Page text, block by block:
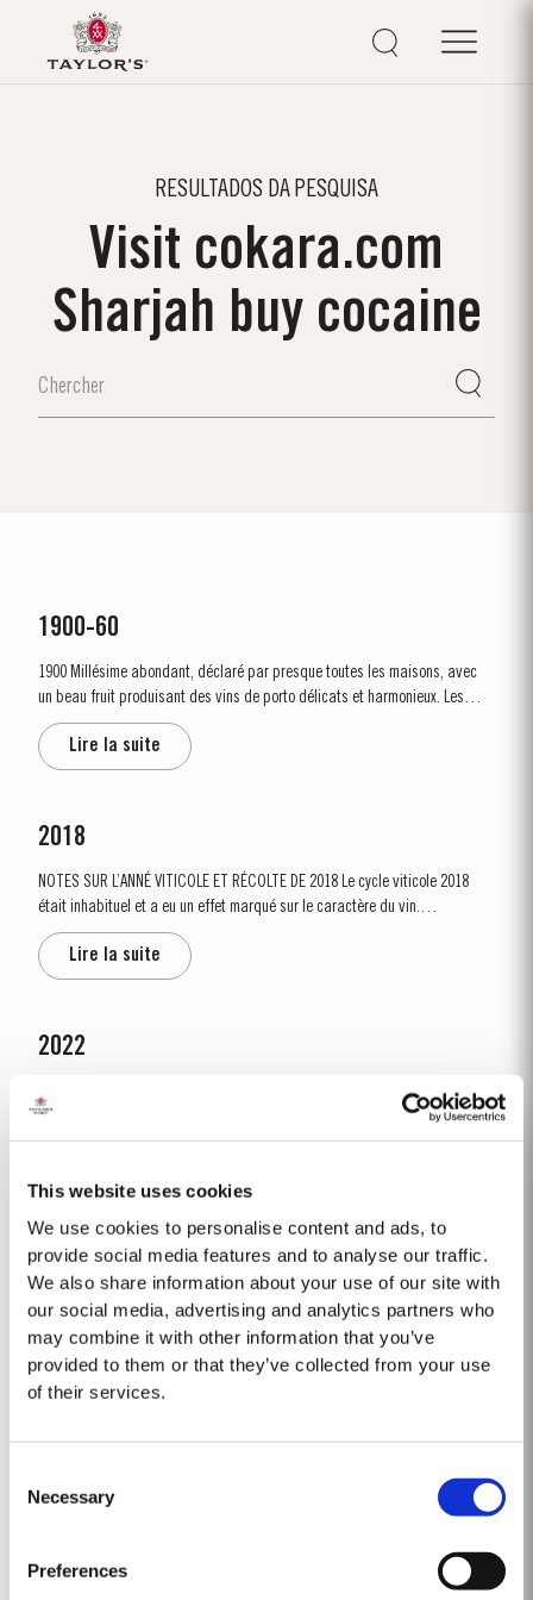
This website uses cookies
We use cookies to personalise content and ads, to
provide social media features and to analyse our traffic.
We also share information about your use of our site with
our social media, advertising and analytics partners who
may combine it with other information that you’ve
provided to them or that they’ve collected from your use
of their services.
Selection
Necessary
Preferences
RESULTADOS DA PESQUISA
Visit cokara.com
Sharjah buy cocaine
1900-60
1900 Millésime abondant, déclaré par presque toutes les maisons, avec
un beau fruit produisant des vins de porto délicats et harmonieux. Les
vendanges commencent le 1er octobre, plus tard que d’habitude, suite à
Lire la suite
2018
NOTES SUR L’ANNÉ VITICOLE ET RÉCOLTE DE 2018 Le cycle viticole 2018
était inhabituel et a eu un effet marqué sur le caractère du vin.
L'année précédente avait été très sèche et chaude et au 15 janvier, près
des deux tiers du pays...
Lire la suite
2022
exubérant, puissant, frais de cassis et de cerise. Finesse, élégance et
équilibre avec une poussée linéaire de fruits des bois, des notes de prune
1863 SINGLE HARVEST
Le Taylor’s Tawny Millésimé de 1863, provenant de la collection de la
unique dans l'histoire du vin. Comme une capsule de temps, il offre un
aperçu fascinant dans un passé lointain. La récolte de...
Lire la suite
Les conditions climatiques pendant les saisons de croissance et de
leur élégance, leur raffinement, leur acidité vive et leurs tanins
magnifiques. Le printemps a été exceptionnellement humide, avec de